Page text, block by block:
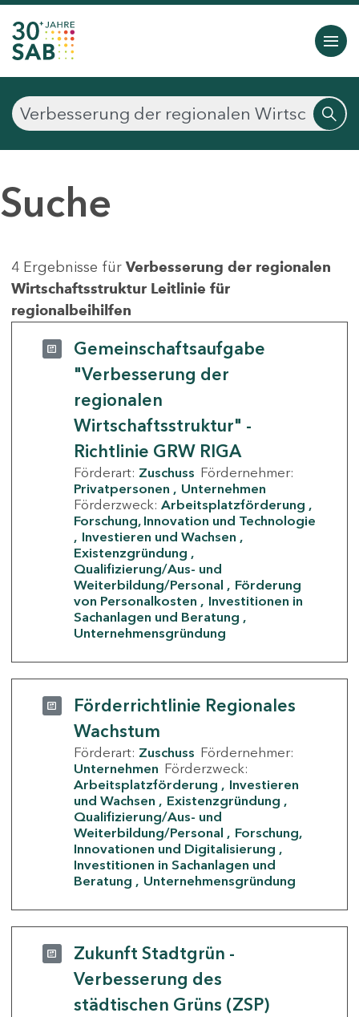
Suche
4 Ergebnisse für Verbesserung der regionalen
Wirtschaftsstruktur Leitlinie für
regionalbeihilfen
Gemeinschaftsaufgabe
"Verbesserung der
regionalen
Wirtschaftsstruktur" -
Richtlinie GRW RIGA
Förderart: Zuschuss Fördernehmer:
Privatpersonen
Unternehmen
Förderzweck: Arbeitsplatzförderung
Forschung, Innovation und Technologie
Investieren und Wachsen
Existenzgründung
Qualifizierung/Aus- und
Weiterbildung/Personal
Förderung
von Personalkosten
Investitionen in
Sachanlagen und Beratung
Unternehmensgründung
Förderrichtlinie Regionales
Wachstum
Förderart: Zuschuss Fördernehmer:
Unternehmen Förderzweck:
Arbeitsplatzförderung
Investieren
und Wachsen
Existenzgründung
Qualifizierung/Aus- und
Weiterbildung/Personal
Forschung,
Innovationen und Digitalisierung
Investitionen in Sachanlagen und
Beratung
Unternehmensgründung
Zukunft Stadtgrün -
Verbesserung des
städtischen Grüns (ZSP)